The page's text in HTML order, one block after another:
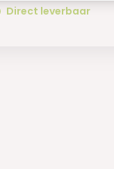
Direct leverbaar